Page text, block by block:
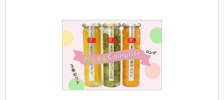
んじんピューレ〔にんじん（国産）〕、砂糖〔てん
菜（北海道産）〕、寒天加工品（ぶどう糖、寒天、
こんにゃく粉）／酸化防止剤（ビタミンＣ） 【スム
ージー はっさく＆かぼちゃ】 かぼちゃピューレ
〔かぼちゃ（北海道産）〕、はっさく果肉果汁〔は
っさく（和歌山県産）、砂糖〕、砂糖〔てん菜（北
海道産）〕、寒天加工品（ぶどう糖、寒天、こんに